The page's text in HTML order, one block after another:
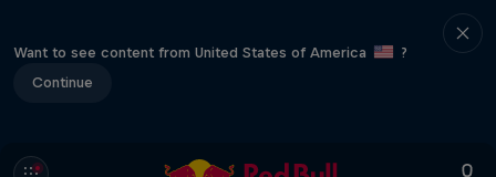
Want to see content from United States of America
?
Continue